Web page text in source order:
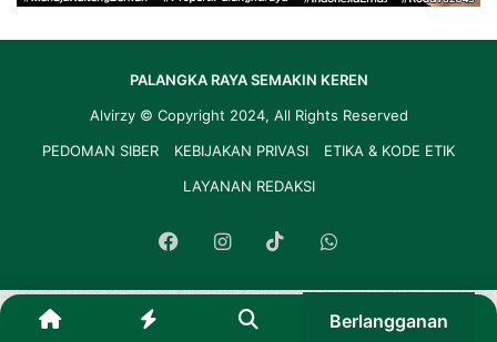
PALANGKA RAYA SEMAKIN KEREN
Alvirzy © Copyright 2024, All Rights Reserved
PEDOMAN SIBER
KEBIJAKAN PRIVASI
ETIKA & KODE ETIK
LAYANAN REDAKSI
FacebookInstagram
TikTokWhatsApp
Berlangganan